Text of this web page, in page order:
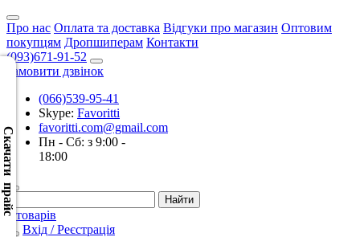
Про нас Оплата та доставка Відгуки про магазин Оптовим
покупцям Дропшиперам Контакти
(093)671-91-52
Замовити дзвінок
(066)539-95-41
Skype: Favoritti
favoritti.com@gmail.com
Пн - Сб: з 9:00 -
18:00
0 товарів
Вхід / Реєстрація
Скачати прайс
Скачать
XML
(Розн.)
Скачать
XML
(Опт)